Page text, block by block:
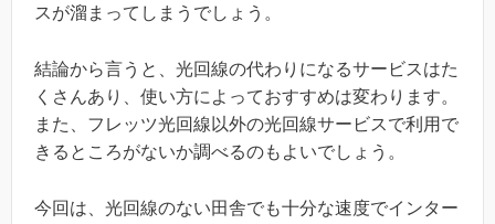
スが溜まってしまうでしょう。
結論から言うと、光回線の代わりになるサービスはた
くさんあり、使い方によっておすすめは変わります。
また、フレッツ光回線以外の光回線サービスで利用で
きるところがないか調べるのもよいでしょう。
今回は、光回線のない田舎でも十分な速度でインター